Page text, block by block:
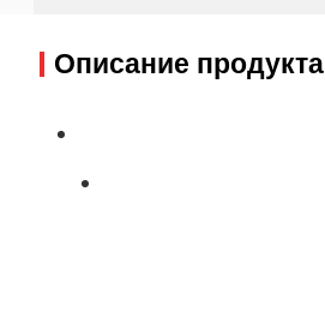
Описание продукта